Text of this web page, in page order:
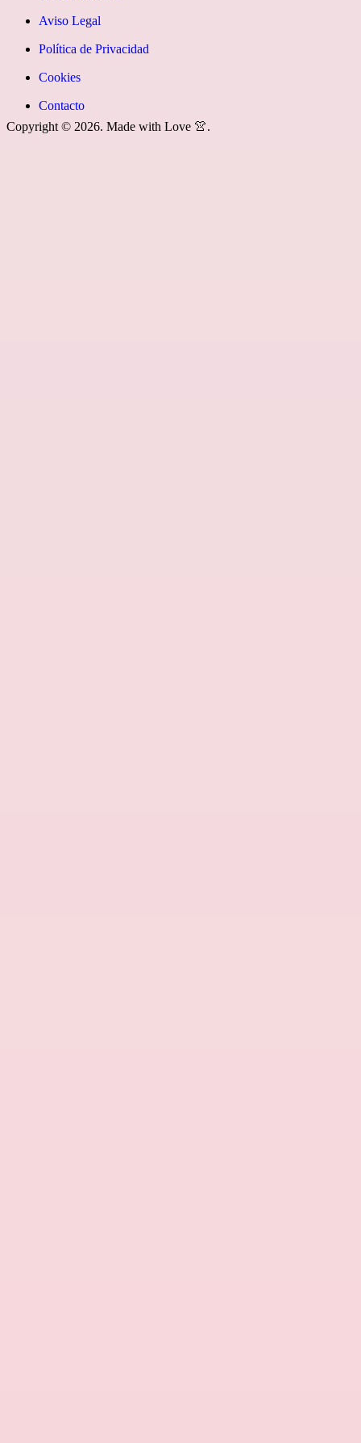
Copyright © 2026. Made with Love 👚.
youtube»]
News
icon=»fa
fa-
rss»]
Aviso Legal
Política de Privacidad
Cookies
Contacto